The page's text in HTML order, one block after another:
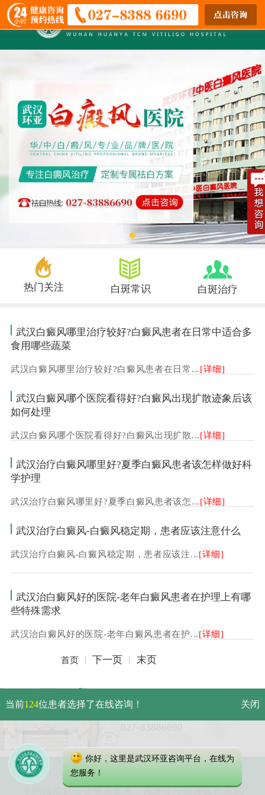
热门关注 白斑常识 白斑治疗
武汉白癜风哪里治疗较好?白癜风患者在日常中适合多
食用哪些蔬菜
武汉白癜风哪里治疗较好?白癜风患者在日常...[详细]
武汉白癜风哪个医院看得好?白癜风出现扩散迹象后该
如何处理
武汉白癜风哪个医院看得好?白癜风出现扩散...[详细]
武汉治疗白癜风哪里好?夏季白癜风患者该怎样做好科
学护理
武汉治疗白癜风哪里好?夏季白癜风患者该怎...[详细]
武汉治疗白癜风-白癜风稳定期，患者应该注意什么
武汉治疗白癜风-白癜风稳定期，患者应该注...[详细]
武汉治白癜风好的医院-老年白癜风患者在护理上有哪
些特殊需求
武汉治白癜风好的医院-老年白癜风患者在护...[详细]
首页 下一页 末页
武汉市硚口区解放大道479号
免费电话：
Copyright 2023 武汉环亚中医白癜风医院
本网站信息仅做健康参考，具体诊疗请遵医师意见
当前124位患者选择了在线咨询！ 关闭
你好，这里是武汉环亚咨询平台，在线为
您服务！